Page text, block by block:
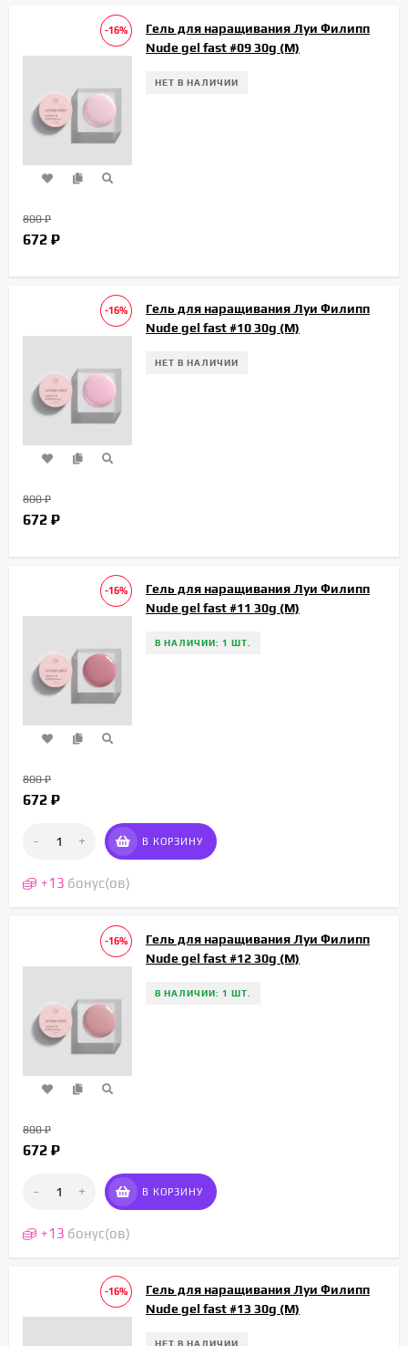
-16%
Гель для наращивания Луи Филипп
Nude gel fast #09 30g (М)
НЕТ В НАЛИЧИИ
800₽
672 ₽
-16%
Гель для наращивания Луи Филипп
Nude gel fast #10 30g (М)
НЕТ В НАЛИЧИИ
800₽
672 ₽
-16%
Гель для наращивания Луи Филипп
Nude gel fast #11 30g (М)
В НАЛИЧИИ: 1 ШТ.
800₽
672 ₽
- + В КОРЗИНУ
+13 бонус(ов)
-16%
Гель для наращивания Луи Филипп
Nude gel fast #12 30g (М)
В НАЛИЧИИ: 1 ШТ.
800₽
672 ₽
- + В КОРЗИНУ
+13 бонус(ов)
-16%
Гель для наращивания Луи Филипп
Nude gel fast #13 30g (М)
НЕТ В НАЛИЧИИ